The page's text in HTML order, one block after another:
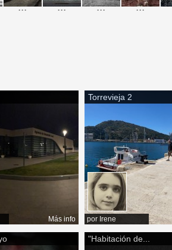
... ... ... ...
Más info
Torrevieja 2
por Irene
"Habitación de...